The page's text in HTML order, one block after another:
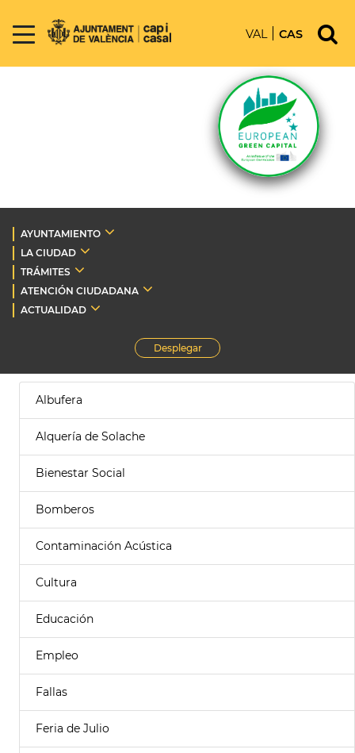
VAL CAS
AYUNTAMIENTO
LA CIUDAD
TRÁMITES
ATENCIÓN CIUDADANA
ACTUALIDAD
Desplegar
Albufera
Alquería de Solache
Bienestar Social
Bomberos
Contaminación Acústica
Cultura
Educación
Empleo
Fallas
Feria de Julio